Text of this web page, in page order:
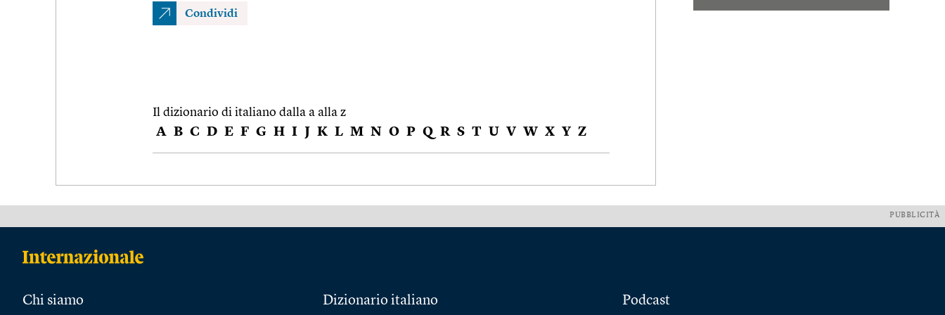
Condividi
Il dizionario di italiano dalla a alla z
A B C D E F G H I J K L M N O P Q R S T U V W X Y Z
PUBBLICITÀ
Chi siamo Dizionario italiano Podcast